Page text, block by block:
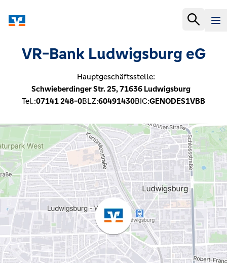
VR-Bank Ludwigsburg eG
Hauptgeschäftsstelle:
Schwieberdinger Str. 25,71636 Ludwigsburg
Tel.:07141 248-0BLZ:60491430BIC:GENODES1VBB